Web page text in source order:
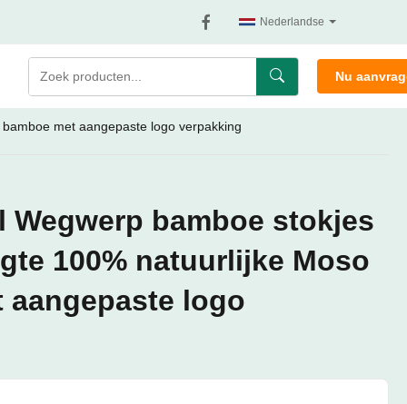
Nederlandse
Nu
met aangepaste logo verpakking
Wegwerp bamboe stokjes
100% natuurlijke Moso
aangepaste logo